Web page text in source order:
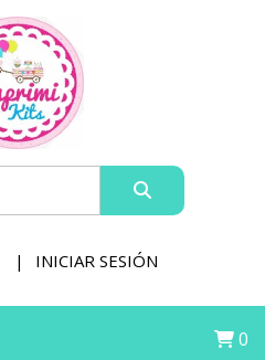
INICIAR SESIÓN
0